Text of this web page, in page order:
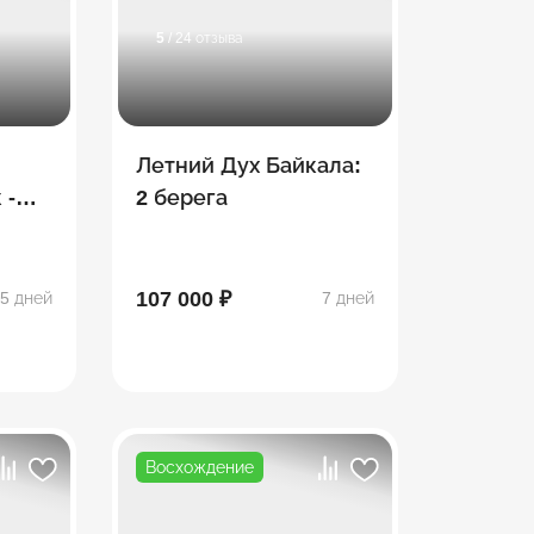
-
5 дней
5 / 24 отзыва
Летний Дух Байкала:
2 берега
107 000 ₽ 7 дней
Восхождение